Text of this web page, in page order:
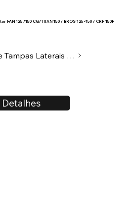
FAN 125 /150 CG/TITAN 150 / BROS 125 -150 / CRF 150F
Detalhes
Tampas Laterais do Motor